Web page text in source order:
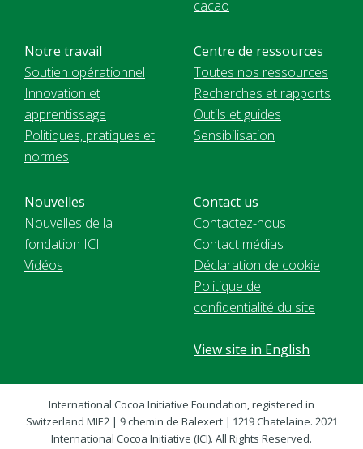
cacao
Notre travail
Soutien opérationnel
Innovation et
apprentissage
Politiques, pratiques et
normes
Centre de ressources
Toutes nos ressources
Recherches et rapports
Outils et guides
Sensibilisation
Nouvelles
Nouvelles de la
fondation ICI
Vidéos
Contact us
Contactez-nous
Contact médias
Déclaration de cookie
Politique de
confidentialité du site
View site in English
International Cocoa Initiative Foundation, registered in
Switzerland MIE2 | 9 chemin de Balexert | 1219 Chatelaine. 2021
International Cocoa Initiative (ICI). All Rights Reserved.